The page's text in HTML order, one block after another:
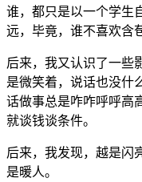
谁，都只是以一个学生
远，毕竟，谁不喜欢含
后来，我又认识了一些
是微笑着，说话也没什
话做事总是咋咋呼呼高
就谈钱谈条件。
后来，我发现，越是闪
是暖人。